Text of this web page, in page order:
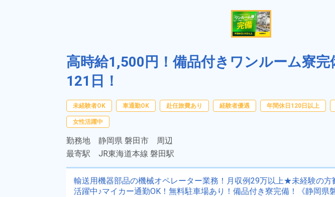
高時給1,500円！備品付きワンルーム寮完
121日！
未経験者OK 車通勤OK 赴任旅費あり 経験者優遇 年間休日120日以上
女性活躍中
勤務地 静岡県 磐田市 周辺
最寄駅 JR東海道本線 磐田駅
輸送用機器部品の機械オペレーター業務！月収例29万以上★未経験の
活躍中♪マイカー通勤OK！無料駐車場あり！備品付き寮完備！《静岡県